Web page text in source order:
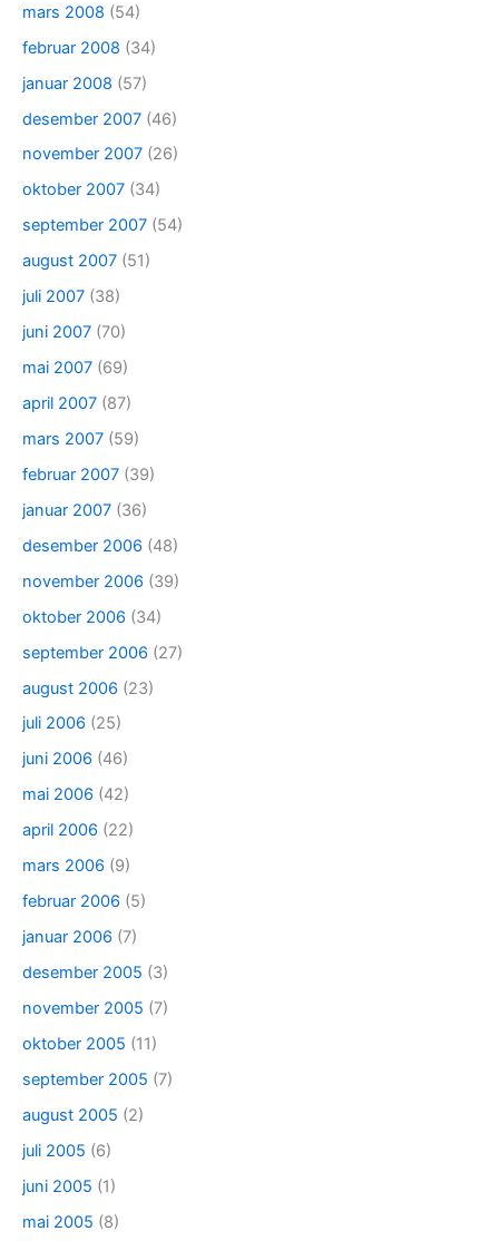
mars 2008 (54)
februar 2008 (34)
januar 2008 (57)
desember 2007 (46)
november 2007 (26)
oktober 2007 (34)
september 2007 (54)
august 2007 (51)
juli 2007 (38)
juni 2007 (70)
mai 2007 (69)
april 2007 (87)
mars 2007 (59)
februar 2007 (39)
januar 2007 (36)
desember 2006 (48)
november 2006 (39)
oktober 2006 (34)
september 2006 (27)
august 2006 (23)
juli 2006 (25)
juni 2006 (46)
mai 2006 (42)
april 2006 (22)
mars 2006 (9)
februar 2006 (5)
januar 2006 (7)
desember 2005 (3)
november 2005 (7)
oktober 2005 (11)
september 2005 (7)
august 2005 (2)
juli 2005 (6)
juni 2005 (1)
mai 2005 (8)